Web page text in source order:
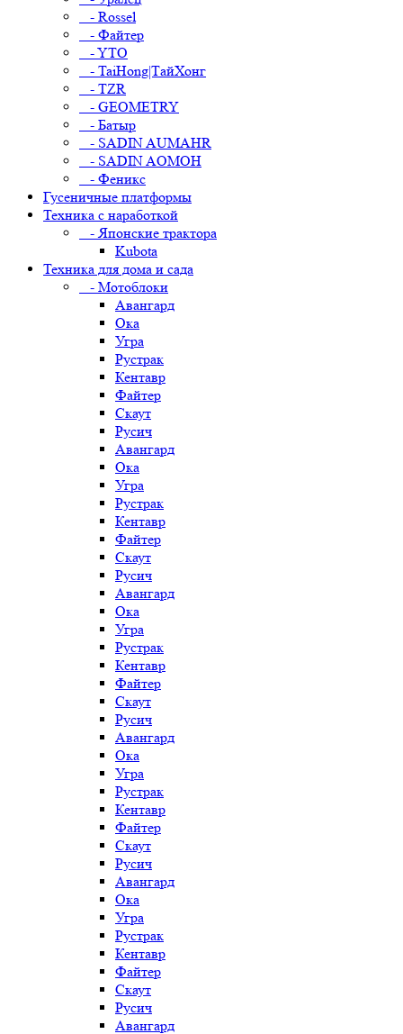
- Rossel
- Файтер
- YTO
- TaiHong|ТайХонг
- TZR
- GEOMETRY
- Батыр
- SADIN AUMAHR
- SADIN AOMOH
- Феникс
Гусеничные платформы
Техника с наработкой
- Японские трактора
Kubota
Техника для дома и сада
- Мотоблоки
Авангард
Ока
Угра
Рустрак
Кентавр
Файтер
Скаут
Русич
Авангард
Ока
Угра
Рустрак
Кентавр
Файтер
Скаут
Русич
Авангард
Ока
Угра
Рустрак
Кентавр
Файтер
Скаут
Русич
Авангард
Ока
Угра
Рустрак
Кентавр
Файтер
Скаут
Русич
Авангард
Ока
Угра
Рустрак
Кентавр
Файтер
Скаут
Русич
Авангард